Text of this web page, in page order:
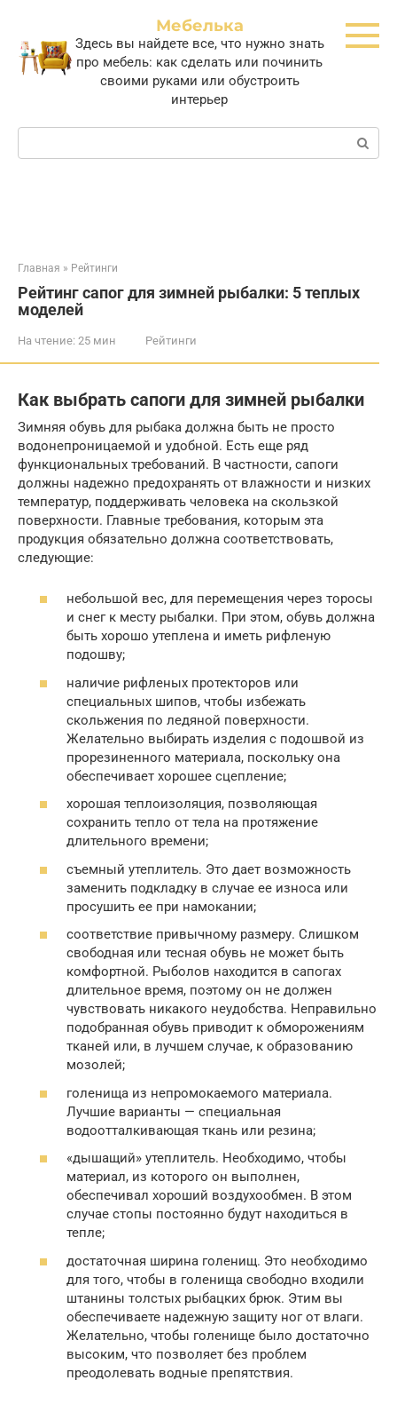
контенту
Мебелька
Здесь вы найдете все, что нужно знать
про мебель: как сделать или починить
своими руками или обустроить
интерьер
Поиск:
Главная » Рейтинги
Рейтинг сапог для зимней рыбалки: 5 теплых
моделей
На чтение: 25 мин Рейтинги
Как выбрать сапоги для зимней рыбалки
Зимняя обувь для рыбака должна быть не просто
водонепроницаемой и удобной. Есть еще ряд
функциональных требований. В частности, сапоги
должны надежно предохранять от влажности и низких
температур, поддерживать человека на скользкой
поверхности. Главные требования, которым эта
продукция обязательно должна соответствовать,
следующие:
небольшой вес, для перемещения через торосы
и снег к месту рыбалки. При этом, обувь должна
быть хорошо утеплена и иметь рифленую
подошву;
наличие рифленых протекторов или
специальных шипов, чтобы избежать
скольжения по ледяной поверхности.
Желательно выбирать изделия с подошвой из
прорезиненного материала, поскольку она
обеспечивает хорошее сцепление;
хорошая теплоизоляция, позволяющая
сохранить тепло от тела на протяжение
длительного времени;
съемный утеплитель. Это дает возможность
заменить подкладку в случае ее износа или
просушить ее при намокании;
соответствие привычному размеру. Слишком
свободная или тесная обувь не может быть
комфортной. Рыболов находится в сапогах
длительное время, поэтому он не должен
чувствовать никакого неудобства. Неправильно
подобранная обувь приводит к обморожениям
тканей или, в лучшем случае, к образованию
мозолей;
голенища из непромокаемого материала.
Лучшие варианты — специальная
водоотталкивающая ткань или резина;
«дышащий» утеплитель. Необходимо, чтобы
материал, из которого он выполнен,
обеспечивал хороший воздухообмен. В этом
случае стопы постоянно будут находиться в
тепле;
достаточная ширина голенищ. Это необходимо
для того, чтобы в голенища свободно входили
штанины толстых рыбацких брюк. Этим вы
обеспечиваете надежную защиту ног от влаги.
Желательно, чтобы голенище было достаточно
высоким, что позволяет без проблем
преодолевать водные препятствия.